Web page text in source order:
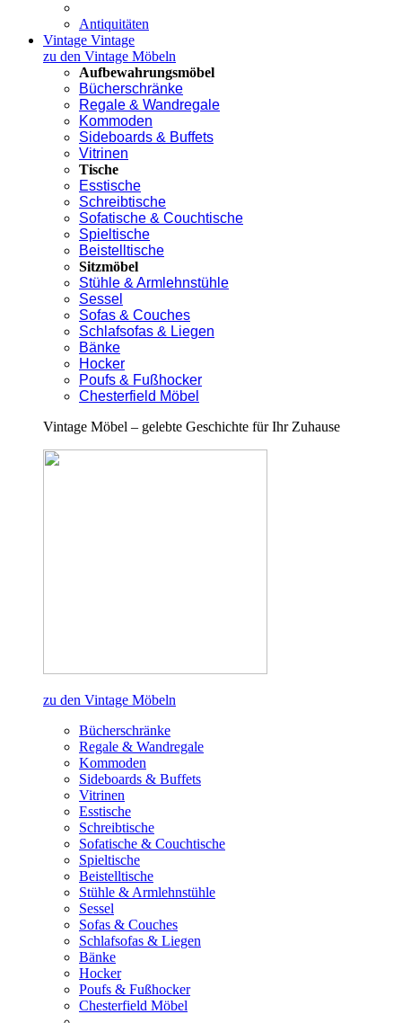
Antiquitäten
Vintage Vintage
zu den Vintage Möbeln
Aufbewahrungsmöbel
Bücherschränke
Regale & Wandregale
Kommoden
Sideboards & Buffets
Vitrinen
Tische
Esstische
Schreibtische
Sofatische & Couchtische
Spieltische
Beistelltische
Sitzmöbel
Stühle & Armlehnstühle
Sessel
Sofas & Couches
Schlafsofas & Liegen
Bänke
Hocker
Poufs & Fußhocker
Chesterfield Möbel
Vintage Möbel – gelebte Geschichte für Ihr Zuhause
zu den Vintage Möbeln
Bücherschränke
Regale & Wandregale
Kommoden
Sideboards & Buffets
Vitrinen
Esstische
Schreibtische
Sofatische & Couchtische
Spieltische
Beistelltische
Stühle & Armlehnstühle
Sessel
Sofas & Couches
Schlafsofas & Liegen
Bänke
Hocker
Poufs & Fußhocker
Chesterfield Möbel